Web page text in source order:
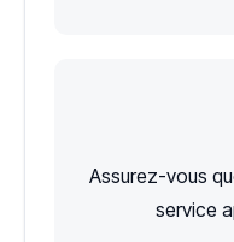
Assurez-vous
service